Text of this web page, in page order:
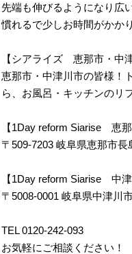
先端も伸びるようになり広
慣れるで少しお時間がかか
【シアライズ 恵那市・中
恵那市・中津川市の皆様！
ら、お風呂・キッチンのリ
【1Day reform Siarise 恵那
〒509-7203 岐阜県恵那市
【1Day reform Siarise 中
〒5008-0001 岐阜県中津川
TEL 0120-242-093
お気軽にご相談ください！